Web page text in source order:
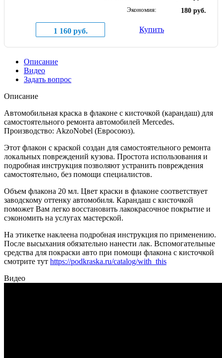
Экономия:
180 руб.
1 160 руб. Купить
Описание
Видео
Задать вопрос
Описание
Автомобильная краска в флаконе с кисточкой (карандаш) для
самостоятельного ремонта автомобилей Mercedes.
Производство: AkzoNobel (Евросоюз).
Этот флакон с краской создан для самостоятельного ремонта
локальных повреждений кузова. Простота использования и
подробная инструкция позволяют устранить повреждения
самостоятельно, без помощи специалистов.
Объем флакона 20 мл. Цвет краски в флаконе соответствует
заводскому оттенку автомобиля. Карандаш с кисточкой
поможет Вам легко восстановить лакокрасочное покрытие и
сэкономить на услугах мастерской.
На этикетке наклеена подробная инструкция по применению.
После высыхания обязательно нанести лак. Вспомогательные
средства для покраски авто при помощи флакона с кисточкой
смотрите тут https://podkraska.ru/catalog/with_this
Видео